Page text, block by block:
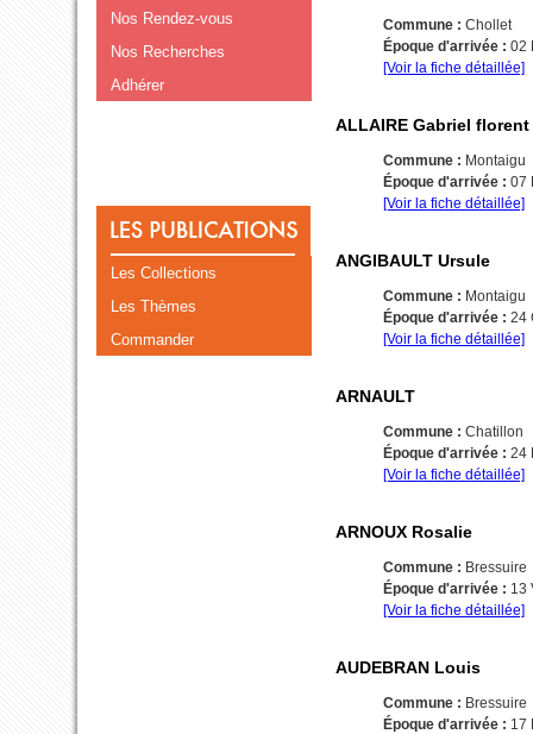
Nos Rendez-vous
Nos Recherches
Adhérer
Les Collections
Les Thèmes
Commander
Commune : Chollet
Époque d'arrivée : 02
[Voir la fiche détaillée]
ALLAIRE Gabriel florent
Commune : Montaigu
Époque d'arrivée : 07
[Voir la fiche détaillée]
ANGIBAULT Ursule
Commune : Montaigu
Époque d'arrivée : 24
[Voir la fiche détaillée]
ARNAULT
Commune : Chatillon
Époque d'arrivée : 24
[Voir la fiche détaillée]
ARNOUX Rosalie
Commune : Bressuire
Époque d'arrivée : 13
[Voir la fiche détaillée]
AUDEBRAN Louis
Commune : Bressuire
Époque d'arrivée : 17